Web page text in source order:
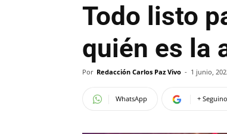
Todo listo
quién es la
Por Redacción Carlos Paz Vivo - 1 junio,
WhatsApp +